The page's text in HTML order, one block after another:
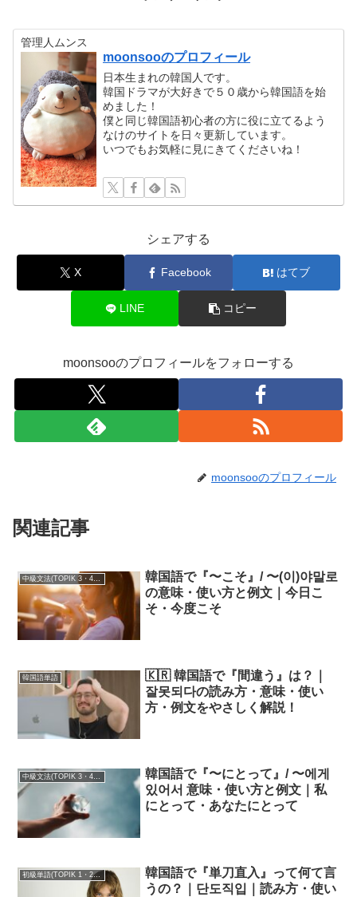
管理人ムンス
moonsooのプロフィール
日本生まれの韓国人です。
韓国ドラマが大好きで５０歳から韓国語を始
めました！
僕と同じ韓国語初心者の方に役に立てるよう
なけのサイトを日々更新しています。
いつでもお気軽に見にきてくださいね！
シェアする
X Facebook はてブ
LINE コピー
moonsooのプロフィールをフォローする
moonsooのプロフィール
関連記事
中級文法(TOPIK 3・4級)
韓国語で『〜こそ』/ 〜(이)야말로
の意味・使い方と例文｜今日こ
そ・今度こそ
韓国語単語
🇰🇷 韓国語で『間違う』は？｜
잘못되다の読み方・意味・使い
方・例文をやさしく解説！
韓国語で『〜にとって』/ 〜에게
있어서 意味・使い方と例文｜私
にとって・あなたにとって
初級単語(TOPIK 1・2級)
韓国語で『単刀直入』って何て言
うの？｜단도직입｜読み方・使い